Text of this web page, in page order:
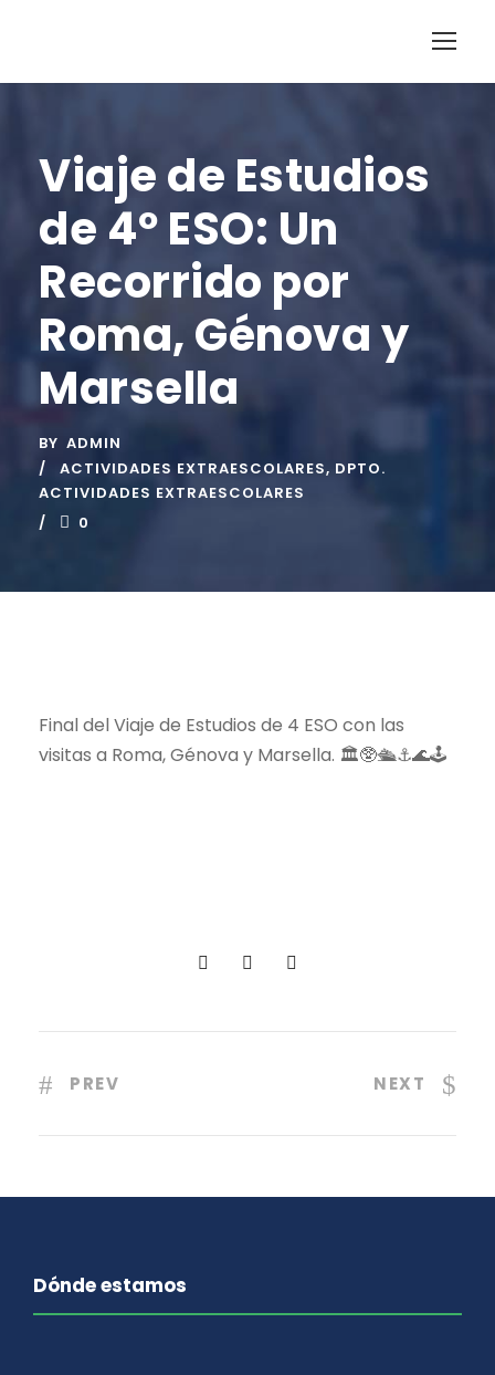
Viaje de Estudios
de 4º ESO: Un
Recorrido por
Roma, Génova y
Marsella
BY ADMIN
ACTIVIDADES EXTRAESCOLARES, DPTO.
ACTIVIDADES EXTRAESCOLARES
0
Final del Viaje de Estudios de 4 ESO con las
visitas a Roma, Génova y Marsella. 🏛️🥸🛳️⚓️🌊🕹️
PREV NEXT
Dónde estamos